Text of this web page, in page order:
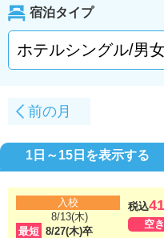
宿泊タイプ
前の月
1日～15日を表示する
入校
8/13(木)
最短 8/27(木)卒
税込
空